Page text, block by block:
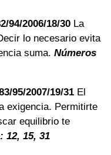
94/2006/18/30 La
lo necesario evita
suma. Números
95/2007/19/31 El
exigencia. Permitirte
equilibrio te
12, 15, 31